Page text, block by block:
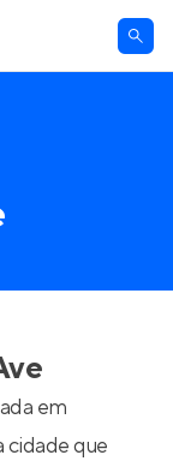
em
cidade que